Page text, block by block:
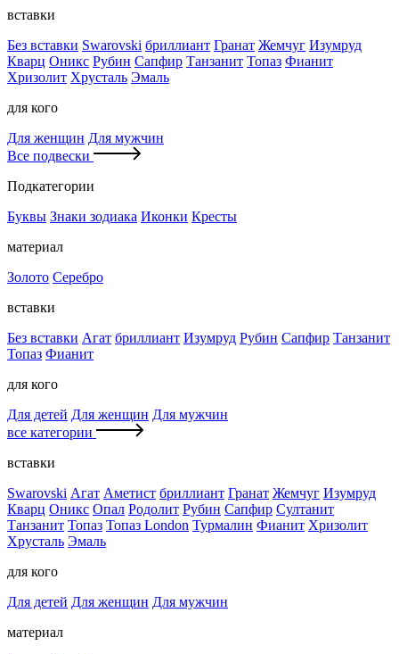
вставки
Без вставки Swarovski бриллиант Гранат Жемчуг Изумруд
Кварц Оникс Рубин Сапфир Танзанит Топаз Фианит
Хризолит Хрусталь Эмаль
для кого
Для женщин Для мужчин
Все подвески
Подкатегории
Буквы Знаки зодиака Иконки Кресты
материал
Золото Серебро
вставки
Без вставки Агат бриллиант Изумруд Рубин Сапфир Танзанит
Топаз Фианит
для кого
Для детей Для женщин Для мужчин
все категории
вставки
Swarovski Агат Аметист бриллиант Гранат Жемчуг Изумруд
Кварц Оникс Опал Родолит Рубин Сапфир Султанит
Танзанит Топаз Топаз London Турмалин Фианит Хризолит
Хрусталь Эмаль
для кого
Для детей Для женщин Для мужчин
материал